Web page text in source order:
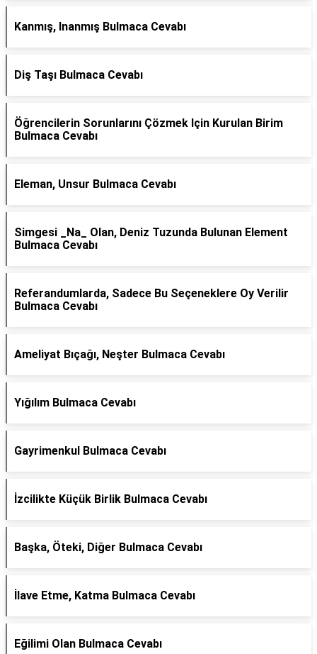
Kanmış, Inanmış Bulmaca Cevabı
Diş Taşı Bulmaca Cevabı
Öğrencilerin Sorunlarını Çözmek Için Kurulan Birim
Bulmaca Cevabı
Eleman, Unsur Bulmaca Cevabı
Simgesi _Na_ Olan, Deniz Tuzunda Bulunan Element
Bulmaca Cevabı
Referandumlarda, Sadece Bu Seçeneklere Oy Verilir
Bulmaca Cevabı
Ameliyat Bıçağı, Neşter Bulmaca Cevabı
Yığılım Bulmaca Cevabı
Gayrimenkul Bulmaca Cevabı
İzcilikte Küçük Birlik Bulmaca Cevabı
Başka, Öteki, Diğer Bulmaca Cevabı
İlave Etme, Katma Bulmaca Cevabı
Eğilimi Olan Bulmaca Cevabı